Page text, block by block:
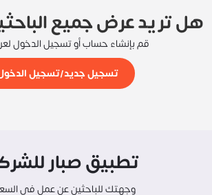
هل تريد عرض جميع
قم بإنشاء حساب أو تسجيل الدخول
تسجيل جديد/تسجيل
تطبيق صبار
وجهتك للباحثين عن عمل في